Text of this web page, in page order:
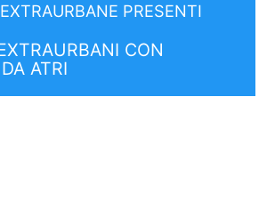
PRESENTI
CON
ATRI